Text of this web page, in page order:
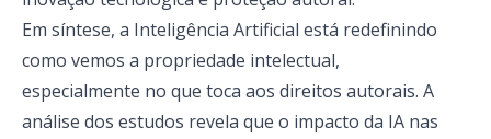
Em síntese, a Inteligência Artificial está redefinindo
como vemos a propriedade intelectual,
especialmente no que toca aos direitos autorais. A
análise dos estudos revela que o impacto da IA nas